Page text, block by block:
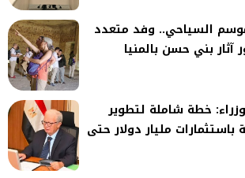
السياحي.. وفد متعدد
آثار بني حسن بالمنيا
خطة شاملة لتطوير
مليار دولار حتى